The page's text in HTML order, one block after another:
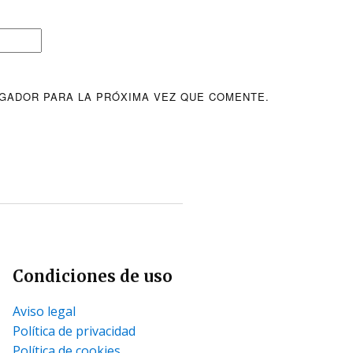
PARA LA PRÓXIMA VEZ QUE COMENTE.
Condiciones de uso
Aviso legal
Política de privacidad